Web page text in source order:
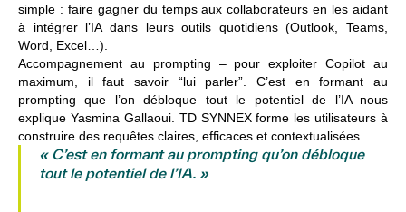
simple : faire gagner du temps aux collaborateurs en les aidant
à intégrer l’IA dans leurs outils quotidiens (Outlook, Teams,
Word, Excel…).
Accompagnement au prompting – pour exploiter Copilot au
maximum, il faut savoir “lui parler”. C’est en formant au
prompting que l’on débloque tout le potentiel de l’IA nous
explique Yasmina Gallaoui. TD SYNNEX forme les utilisateurs à
construire des requêtes claires, efficaces et contextualisées.
« C’est en formant au prompting qu’on débloque
tout le potentiel de l’IA. »